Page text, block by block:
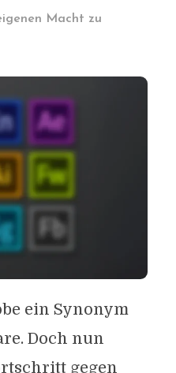
Macht zu
ein Synonym
Doch nun
gegen